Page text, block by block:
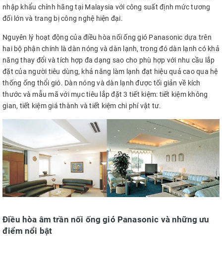
nhập khẩu chính hãng tại Malaysia với công suất định mức tương
đối lớn và trang bị công nghệ hiện đại.
Nguyên lý hoạt động của điều hòa nối ống gió Panasonic dựa trên
hai bộ phận chính là dàn nóng và dàn lạnh, trong đó dàn lạnh có khả
năng thay đổi và tích hợp đa dạng sao cho phù hợp với nhu cầu lắp
đặt của người tiêu dùng, khả năng làm lạnh đạt hiệu quả cao qua hệ
thống ống thổi gió. Dàn nóng và dàn lạnh được tối giản về kích
thước và mẫu mã với mục tiêu lắp đặt 3 tiết kiệm: tiết kiệm không
gian, tiết kiệm giá thành và tiết kiệm chi phí vật tư.
Điều hòa âm trần nối ống gió Panasonic và những ưu
điểm nổi bật